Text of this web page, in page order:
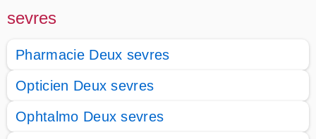
sevres
Pharmacie Deux sevres
Opticien Deux sevres
Ophtalmo Deux sevres